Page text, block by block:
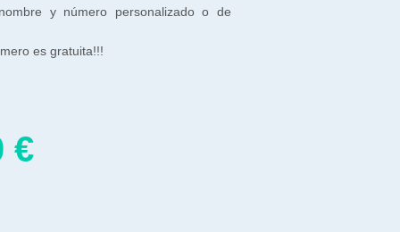
y número personalizado o de
es gratuita!!!
€